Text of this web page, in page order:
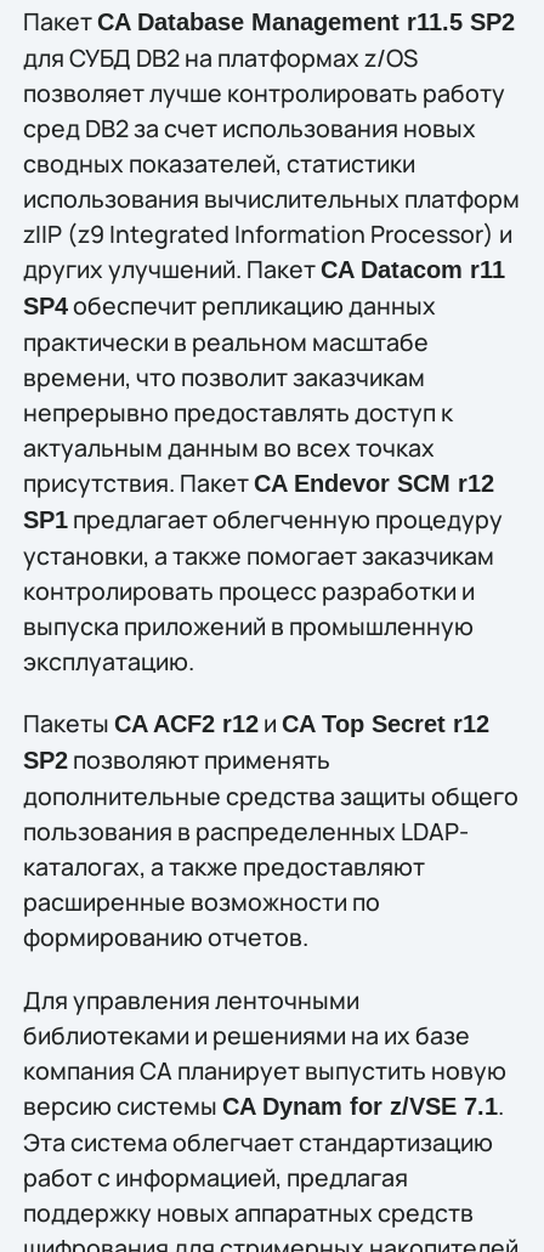
ПакетCA Database Management r11.5 SP2
для СУБД DB2 на платформах z/OS
позволяет лучше контролировать работу
сред DB2 за счет использования новых
сводных показателей, статистики
использования вычислительных платформ
zIIP (z9 Integrated Information Processor) и
других улучшений. ПакетCA Datacom r11
SP4обеспечит репликацию данных
практически в реальном масштабе
времени, что позволит заказчикам
непрерывно предоставлять доступ к
актуальным данным во всех точках
присутствия. ПакетCA Endevor SCM r12
SP1предлагает облегченную процедуру
установки, а также помогает заказчикам
контролировать процесс разработки и
выпуска приложений в промышленную
эксплуатацию.
Пакеты CA ACF2 r12и CA Top Secret r12
SP2позволяют применять
дополнительные средства защиты общего
пользования в распределенных LDAP-
каталогах, а также предоставляют
расширенные возможности по
формированию отчетов.
Для управления ленточными
библиотеками и решениями на их базе
компания CA планирует выпустить новую
версию системы CA Dynam for z/VSE 7.1.
Эта система облегчает стандартизацию
работ с информацией, предлагая
поддержку новых аппаратных средств